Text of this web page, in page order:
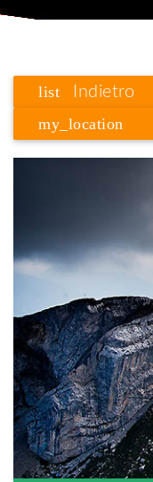
list Indietro
my_location